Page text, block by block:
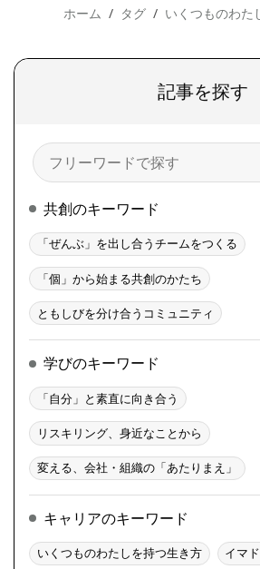
ホーム タグ いくつものわた
記事を探す
検
索
共創のキーワード
「ぜんぶ」を出し合うチームをつくる
「個」から始まる共創のかたち
ともしびを分け合うコミュニティ
学びのキーワード
「自分」と素直に向き合う
リスキリング、身近なことから
変える、会社・組織の「あたりまえ」
キャリアのキーワード
いくつものわたしを持つ生き方 イマ